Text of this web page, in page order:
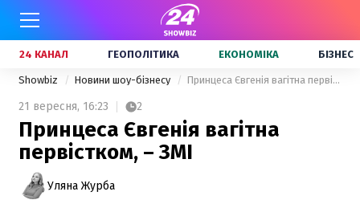
24 КАНАЛ ГЕОПОЛІТИКА ЕКОНОМІКА БІЗНЕС
Showbiz Новини шоу-бізнесу Принцеса Євгенія вагітна первістком, – ЗМІ
21 вересня, 16:23 2
Принцеса Євгенія вагітна
первістком, – ЗМІ
Уляна Журба